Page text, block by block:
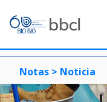
Notas > Noticia